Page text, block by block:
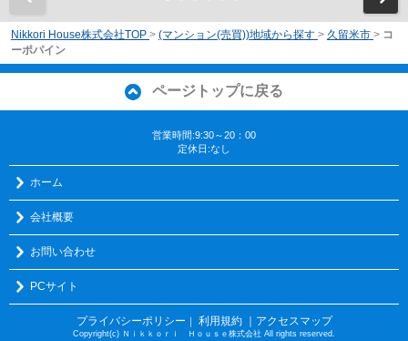
Nikkori House株式会社TOP > (マンション(売買))地域から探す > 久留米市 > コ
ーポパイン
ページトップに戻る
営業時間:9:30～20：00
定休日:なし
ホーム
会社概要
お問い合わせ
PCサイト
プライバシーポリシー 利用規約 ｜アクセスマップ
Copyright(c) Ｎｉｋｋｏｒｉ Ｈｏｕｓｅ株式会社 All rights reserved.